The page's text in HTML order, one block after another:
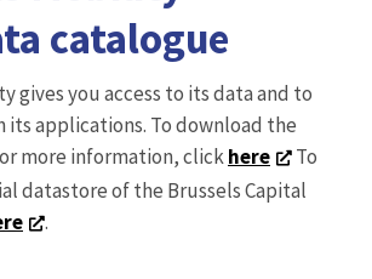
catalogue
gives you access to its data and to
its applications. To download the
more information, clickhere
To
datastore of the Brussels Capital
.